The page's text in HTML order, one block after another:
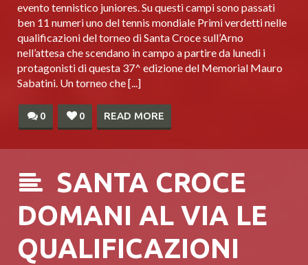
evento tennistico juniores. Su questi campi sono passati
ben 11 numeri uno del tennis mondiale Primi verdetti nelle
qualificazioni del torneo di Santa Croce sull’Arno
nell’attesa che scendano in campo a partire da lunedì i
protagonisti di questa 37^ edizione del Memorial Mauro
Sabatini. Un torneo che [...]
0 0 READ MORE
SANTA CROCE
DOMANI AL VIA LE
QUALIFICAZIONI